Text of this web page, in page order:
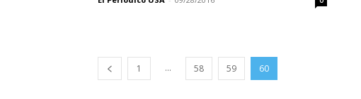
1 ... 58 59 60